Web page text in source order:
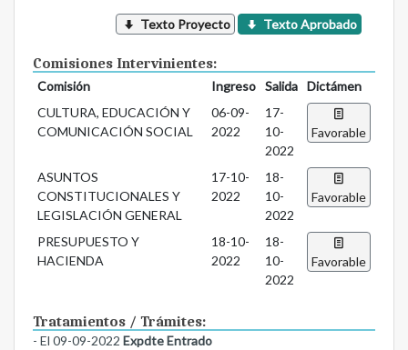
Texto Proyecto Texto Aprobado
Comisiones Intervinientes:
Comisión Ingreso Salida
Dictámen
CULTURA, EDUCACIÓN Y
COMUNICACIÓN SOCIAL
06-09-
2022
17-
10-
2022
Favorable
ASUNTOS
CONSTITUCIONALES Y
LEGISLACIÓN GENERAL
17-10-
2022
18-
10-
2022
Favorable
PRESUPUESTO Y
HACIENDA
18-10-
2022
18-
10-
2022
Favorable
Tratamientos / Trámites:
- El 09-09-2022 Expdte Entrado